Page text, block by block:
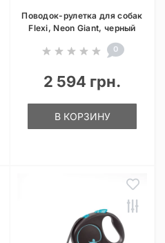
Поводок-рулетка для собак
Flexi, Neon Giant, черный
0
2 594 грн.
В КОРЗИНУ